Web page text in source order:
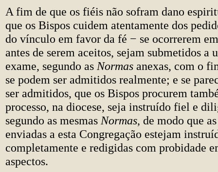
A fim de que os fiéis não sofram dano
que os Bispos cuidem atentamente dos
do vínculo em favor da fé − se ocorrerem
antes de serem aceitos, sejam submetidos a
exame, segundo as Normas anexas, com o
se podem ser admitidos realmente; e se
ser admitidos, que os Bispos procurem
processo, na diocese, seja instruído fiel e
segundo as mesmas Normas, de modo que
enviadas a esta Congregação estejam
completamente e redigidas com probidade
aspectos.